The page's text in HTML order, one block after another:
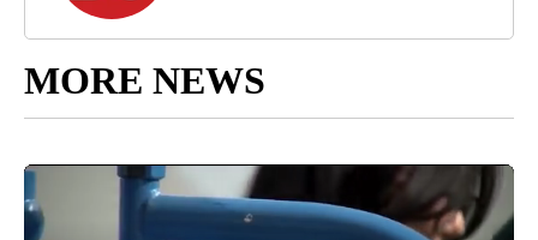
MORE NEWS